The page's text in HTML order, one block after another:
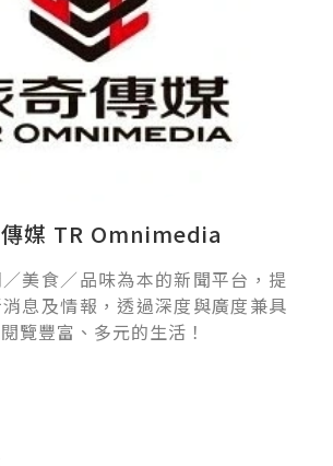
媒 TR Omnimedia
美食／品味為本的新聞平台，提
息及情報，透過深度與廣度兼具
覽豐富、多元的生活！